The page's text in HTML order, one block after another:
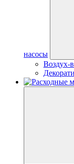
насосы
Воздух-